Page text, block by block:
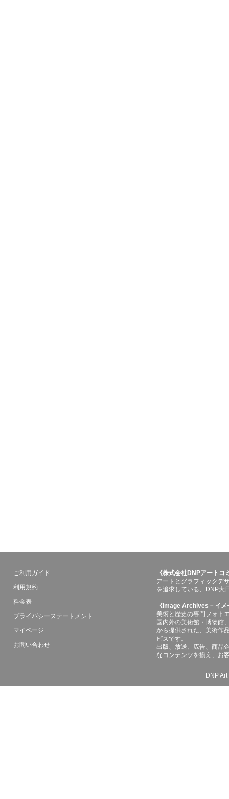
ご利用ガイド
利用規約
料金表
プライバシーステートメント
マイページ
お問い合わせ
《株式会社DNPアート
アートとグラフィックデ
を追求している、DNP大
《Image Archives－イ
美術と歴史の専門フォト
国内外の美術館・博物館
から提供された、美術作
ビスです。
出版、放送、広告、商品
なコンテンツを揃え、お
DNP